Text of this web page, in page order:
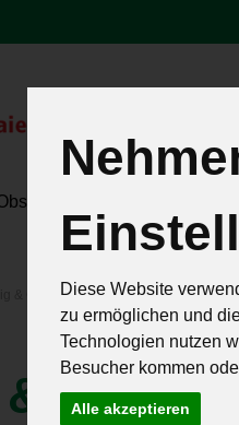
Diese Website
zu ermöglichen und
Technologien nutzen
Besucher kommen
Alle akzeptieren
& Öle 15 von 259